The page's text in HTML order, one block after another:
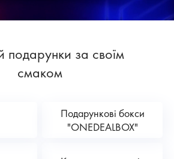
за своїм
смаком
Подарункові бокси
"ONEDEALBOX"